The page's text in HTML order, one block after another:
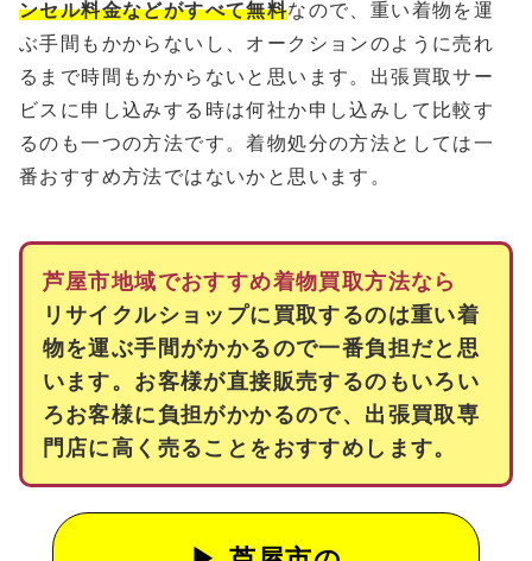
ンセル料金などがすべて無料なので、重い着物を運
ぶ手間もかからないし、オークションのように売れ
るまで時間もかからないと思います。出張買取サー
ビスに申し込みする時は何社か申し込みして比較す
るのも一つの方法です。着物処分の方法としては一
番おすすめ方法ではないかと思います。
芦屋市地域でおすすめ着物買取方法なら
リサイクルショップに買取するのは重い着
物を運ぶ手間がかかるので一番負担だと思
います。お客様が直接販売するのもいろい
ろお客様に負担がかかるので、出張買取専
門店に高く売ることをおすすめします。